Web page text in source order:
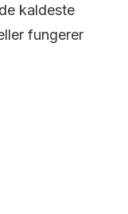
kaldeste
fungerer